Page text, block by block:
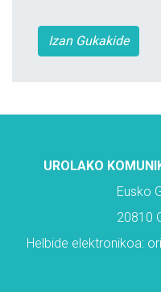
Izan Gukakide
UROLAKO
Eusko
20810
Helbide elektronikoa: